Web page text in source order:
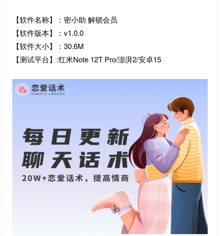
【软件名称】：密小助 解锁会员
【软件版本】：v1.0.0
【软件大小】：30.6M
【测试平台】:红米Note 12T Pro/澎湃2/安卓15